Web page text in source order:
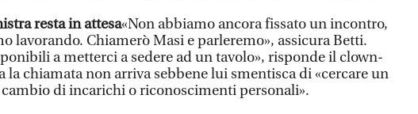
resta in attesa«Non abbiamo ancora fissato un incontro,
lavorando. Chiamerò Masi e parleremo», assicura Betti.
a metterci a sedere ad un tavolo», risponde il clown-
la chiamata non arriva sebbene lui smentisca di «cercare un
di incarichi o riconoscimenti personali».